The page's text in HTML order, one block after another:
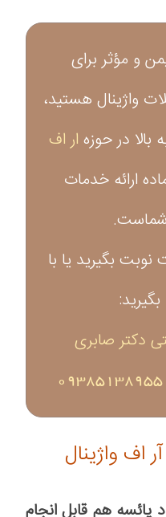
و مؤثر برای
واژینال هستید،
بالا در حوزه ار اف
ارائه خدمات
بگیرید یا با
دکتر صابری
09385138955
اف واژینال
یائسه هم قابل انجام